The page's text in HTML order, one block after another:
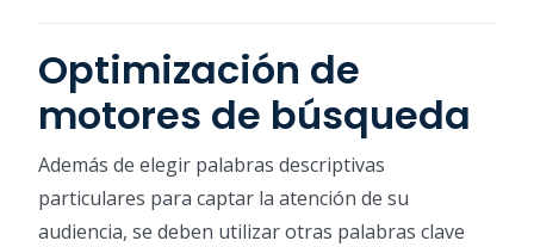
Optimización de
motores de búsqueda
Además de elegir palabras descriptivas
particulares para captar la atención de su
audiencia, se deben utilizar otras palabras clave